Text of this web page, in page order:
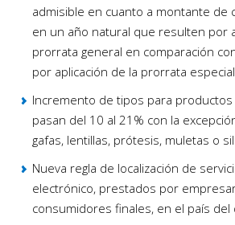
admisible en cuanto a montante de
en un año natural que resulten por
prorrata general en comparación
por aplicación de la prorrata especial.
Incremento de tipos para
pasan del 10 al 21% con la
gafas, lentillas, prótesis, muletas o
Nueva regla de localización de
electrónico, prestados por
consumidores finales, en el país del